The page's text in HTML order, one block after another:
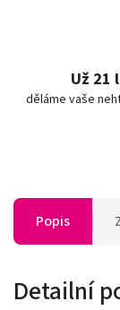
Už 21
děláme vaše
Popis
Detailní